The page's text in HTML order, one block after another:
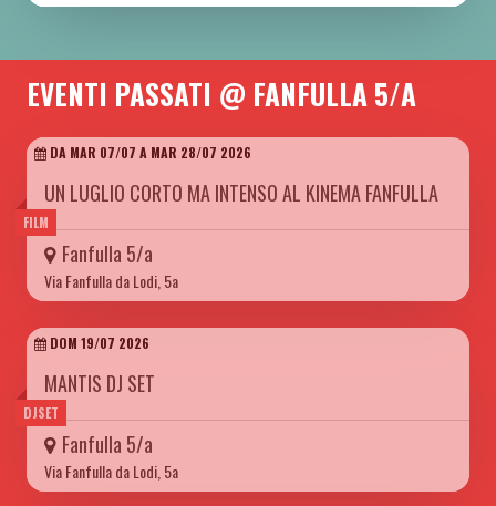
EVENTI PASSATI @ FANFULLA 5/A
FILM
DA MAR 07/07 A MAR 28/07 2026
UN LUGLIO CORTO MA INTENSO AL KINEMA FANFULLA
Fanfulla 5/a
Via Fanfulla da Lodi, 5a
DJSET
DOM 19/07 2026
MANTIS DJ SET
Fanfulla 5/a
Via Fanfulla da Lodi, 5a